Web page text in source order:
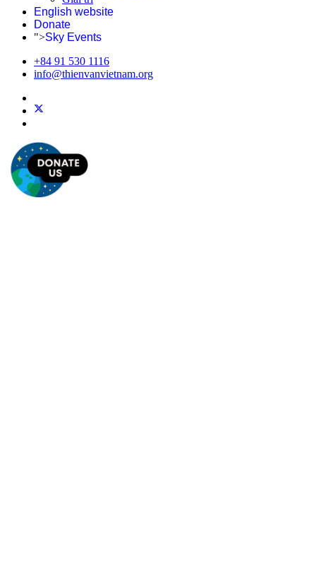
English website
Donate
">Sky Events
+84 91 530 1116
info@thienvanvietnam.org